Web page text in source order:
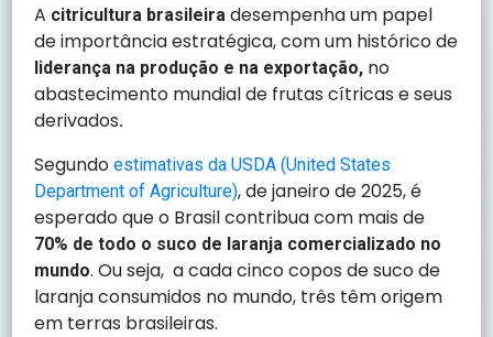
A citricultura brasileira desempenha um papel
de importância estratégica, com um histórico de
liderança na produção e na exportação, no
abastecimento mundial de frutas cítricas e seus
derivados.
Segundoestimativas da USDA (United States
Department of Agriculture), de janeiro de 2025, é
esperado que o Brasil contribua com mais de
70% de todo o suco de laranja comercializado no
mundo. Ou seja, a cada cinco copos de suco de
laranja consumidos no mundo, três têm origem
em terras brasileiras.